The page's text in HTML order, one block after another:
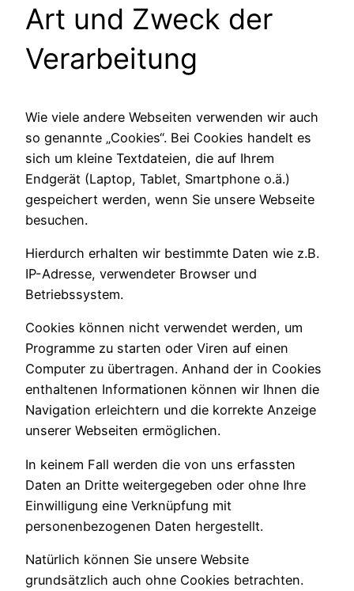
Art und Zweck der
Verarbeitung
Wie viele andere Webseiten verwenden wir auch
so genannte „Cookies“. Bei Cookies handelt es
sich um kleine Textdateien, die auf Ihrem
Endgerät (Laptop, Tablet, Smartphone o.ä.)
gespeichert werden, wenn Sie unsere Webseite
besuchen.
Hierdurch erhalten wir bestimmte Daten wie z.B.
IP-Adresse, verwendeter Browser und
Betriebssystem.
Cookies können nicht verwendet werden, um
Programme zu starten oder Viren auf einen
Computer zu übertragen. Anhand der in Cookies
enthaltenen Informationen können wir Ihnen die
Navigation erleichtern und die korrekte Anzeige
unserer Webseiten ermöglichen.
In keinem Fall werden die von uns erfassten
Daten an Dritte weitergegeben oder ohne Ihre
Einwilligung eine Verknüpfung mit
personenbezogenen Daten hergestellt.
Natürlich können Sie unsere Website
grundsätzlich auch ohne Cookies betrachten.